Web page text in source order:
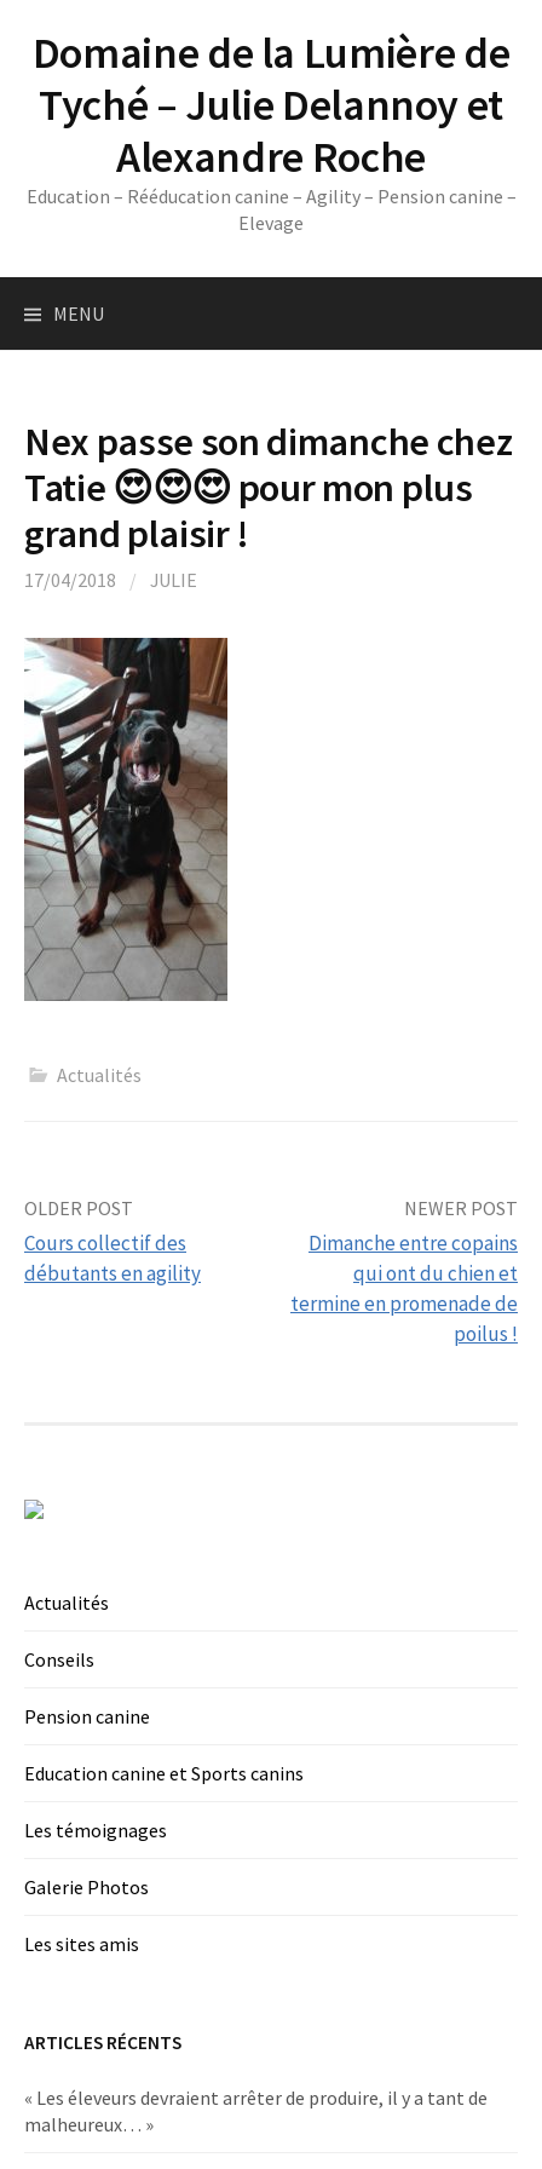
contentDomaine de la Lumière de
Tyché – Julie Delannoy et
Alexandre Roche
Education – Rééducation canine – Agility – Pension canine –
Elevage
MENU
Nex passe son dimanche chez
Tatie 😍😍😍 pour mon plus
grand plaisir !
17/04/2018 / JULIE
Actualités
Post
navigation
OLDER POST
Cours collectif des
débutants en agility
NEWER POST
Dimanche entre copains
qui ont du chien et
termine en promenade de
poilus !
Actualités
Conseils
Pension canine
Education canine et Sports canins
Les témoignages
Galerie Photos
Les sites amis
ARTICLES RÉCENTS
« Les éleveurs devraient arrêter de produire, il y a tant de
malheureux… »